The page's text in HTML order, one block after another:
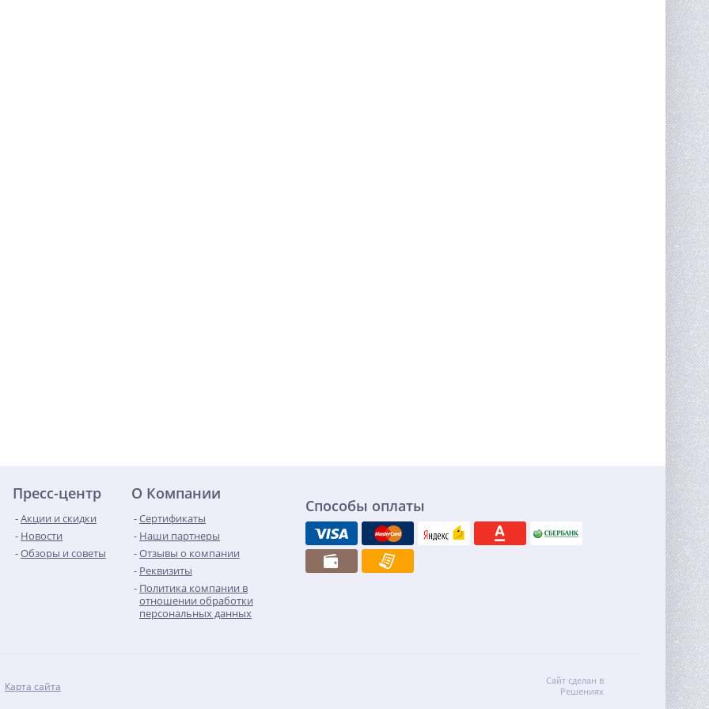
Пресс-центр
Акции и скидки
Новости
Обзоры и советы
О Компании
Сертификаты
Наши партнеры
Отзывы о компании
Реквизиты
Политика компании в
отношении обработки
персональных данных
Способы оплаты
Карта сайта
Сайт сделан в
Решениях